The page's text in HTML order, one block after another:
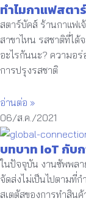
ทำไมกาแฟสตา
สตาร์บัคส์ ร้านกาแฟเ
สาขาไหน รสชาติที่ได้
อะไรกันนะ? ความอ
การปรุงรสชาติ
อ่านต่อ »
06/ส.ค./2021
บทบาท IoT กับ
ในปัจจุบัน งานซัพพลา
จัดส่งไม่เป็นไปตามที่
สเตตัสของการทำสิน